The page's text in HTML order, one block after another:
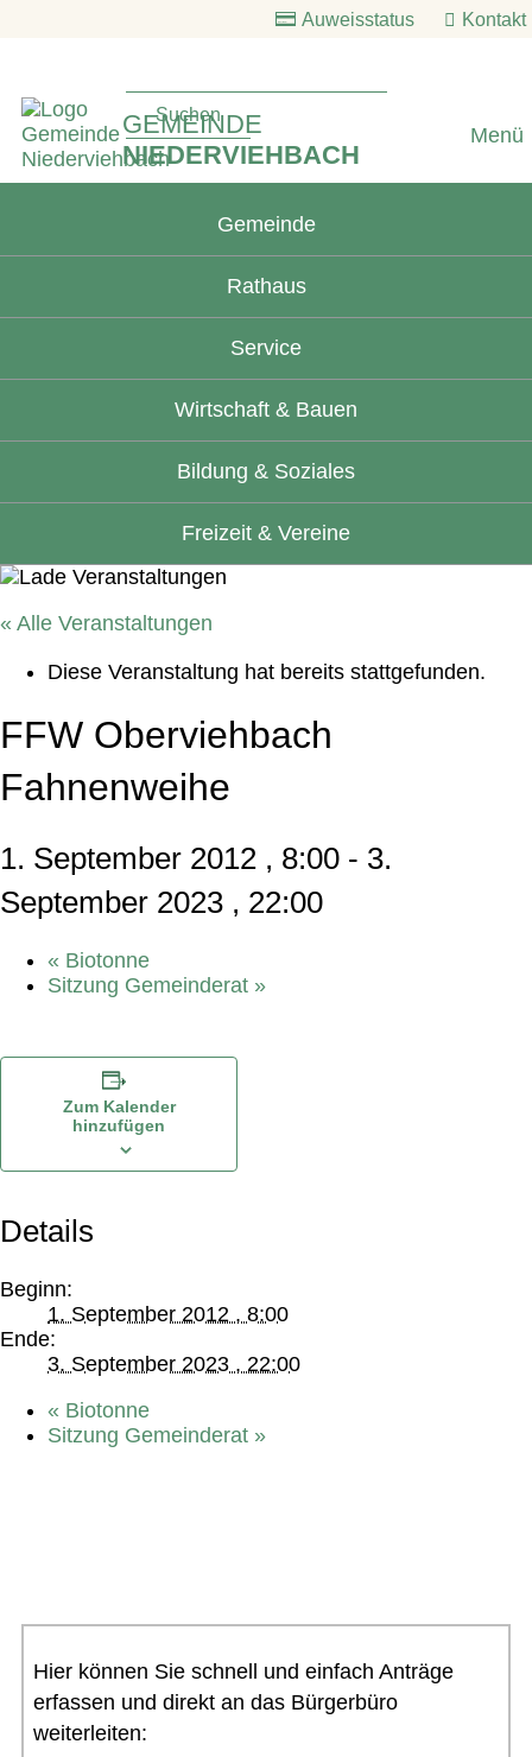
Menü
Auweisstatus Kontakt
GEMEINDE
NIEDERVIEHBACH
Gemeinde
Rathaus
Service
Wirtschaft & Bauen
Bildung & Soziales
Freizeit & Vereine
« Alle Veranstaltungen
Diese Veranstaltung hat bereits stattgefunden.
FFW Oberviehbach
Fahnenweihe
1. September 2012 , 8:00 - 3.
September 2023 , 22:00
« Biotonne
Sitzung Gemeinderat »
Zum Kalender
hinzufügen
Details
Beginn:
1. September 2012 , 8:00
Ende:
3. September 2023 , 22:00
« Biotonne
Sitzung Gemeinderat »
Hier können Sie schnell und einfach Anträge
erfassen und direkt an das Bürgerbüro
weiterleiten: